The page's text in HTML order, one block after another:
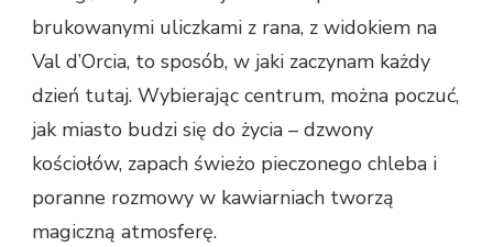
brukowanymi uliczkami z rana, z widokiem na
Val d’Orcia, to sposób, w jaki zaczynam każdy
dzień tutaj. Wybierając centrum, można poczuć,
jak miasto budzi się do życia – dzwony
kościołów, zapach świeżo pieczonego chleba i
poranne rozmowy w kawiarniach tworzą
magiczną atmosferę.